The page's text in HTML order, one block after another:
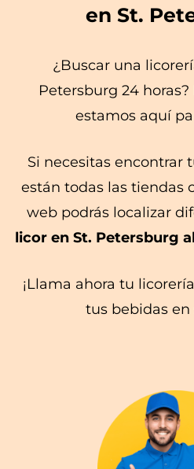
en St.
¿Buscar una
Petersburg 24
estamos aquí
Si necesitas encontrar
están todas las tiendas
web podrás localizar
licor en St. Petersburg
¡Llama ahora tu
tus bebidas en